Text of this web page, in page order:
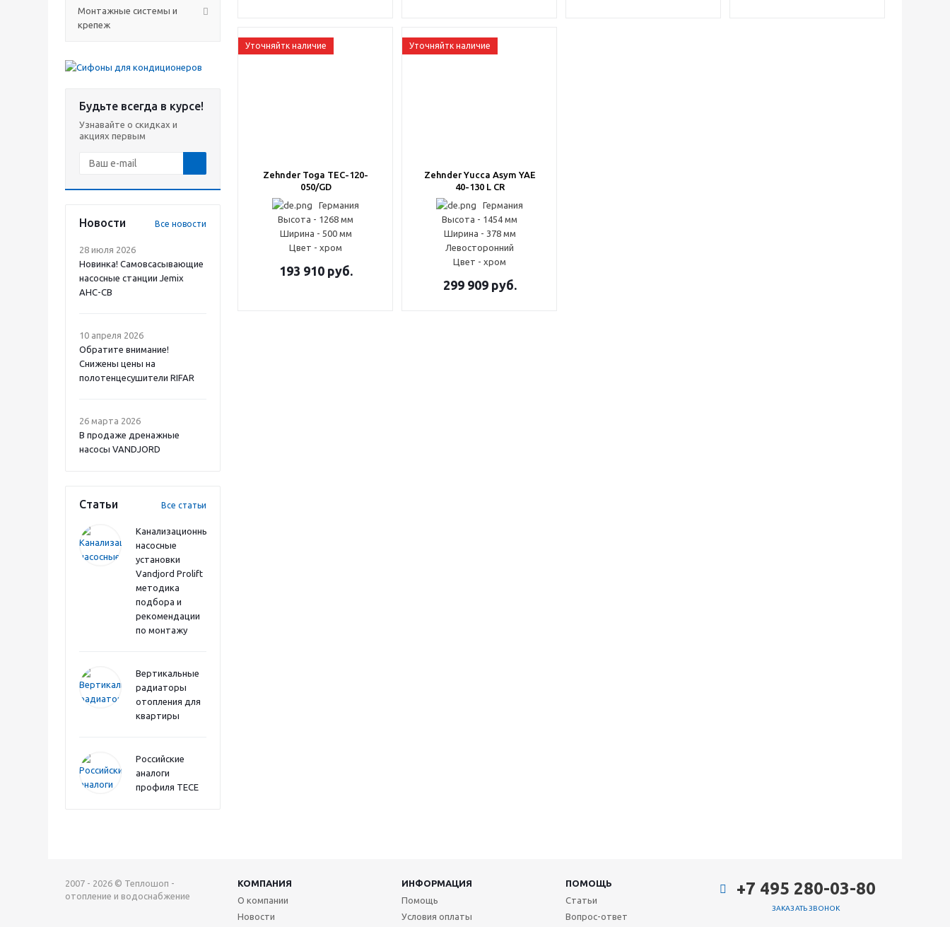
Монтажные системы и
крепеж
Будьте всегда в курсе!
Узнавайте о скидках и
акциях первым
Новости Все новости
28 июля 2026
Новинка! Самовсасывающие
насосные станции Jemix
АНС-СВ
10 апреля 2026
Обратите внимание!
Снижены цены на
полотенцесушители RIFAR
26 марта 2026
В продаже дренажные
насосы VANDJORD
Статьи Все статьи
Канализационные
насосные
установки
Vandjord Prolift
методика
подбора и
рекомендации
по монтажу
Вертикальные
радиаторы
отопления для
квартиры
Российские
аналоги
профиля TECE
Уточняйтк наличие
Zehnder Toga TEC-120-
050/GD
Германия
Высота - 1268 мм
Ширина - 500 мм
Цвет - хром
193 910руб.
Уточняйтк наличие
Zehnder Yucca Asym YAE
40-130 L CR
Германия
Высота - 1454 мм
Ширина - 378 мм
Левосторонний
Цвет - хром
299 909руб.
2007 - 2026 © Теплошоп -
отопление и водоснабжение
КОМПАНИЯ ИНФОРМАЦИЯ
ПОМОЩЬ
О компании
Новости
Помощь
Условия оплаты
Статьи
Вопрос-ответ
+7 495 280-03-80
ЗАКАЗАТЬ ЗВОНОК